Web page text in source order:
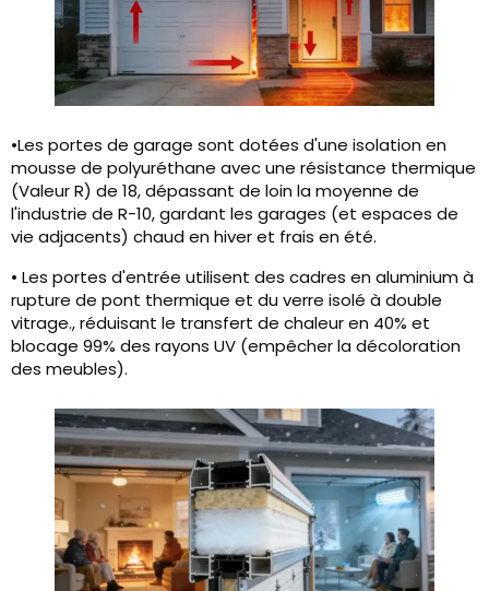
•Les portes de garage sont dotées d'une isolation en
mousse de polyuréthane avec une résistance thermique
(Valeur R) de 18, dépassant de loin la moyenne de
l'industrie de R-10, gardant les garages (et espaces de
vie adjacents) chaud en hiver et frais en été.
• Les portes d'entrée utilisent des cadres en aluminium à
rupture de pont thermique et du verre isolé à double
vitrage., réduisant le transfert de chaleur en 40% et
blocage 99% des rayons UV (empêcher la décoloration
des meubles).